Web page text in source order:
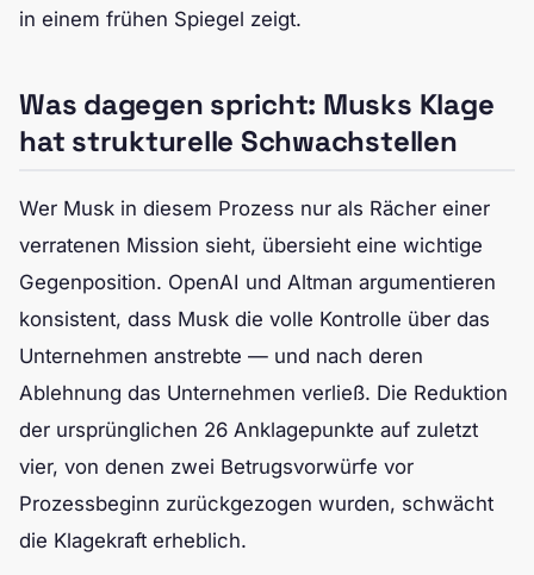
in einem frühen Spiegel zeigt.
Was dagegen spricht: Musks Klage
hat strukturelle Schwachstellen
Wer Musk in diesem Prozess nur als Rächer einer
verratenen Mission sieht, übersieht eine wichtige
Gegenposition. OpenAI und Altman argumentieren
konsistent, dass Musk die volle Kontrolle über das
Unternehmen anstrebte — und nach deren
Ablehnung das Unternehmen verließ. Die Reduktion
der ursprünglichen 26 Anklagepunkte auf zuletzt
vier, von denen zwei Betrugsvorwürfe vor
Prozessbeginn zurückgezogen wurden, schwächt
die Klagekraft erheblich.